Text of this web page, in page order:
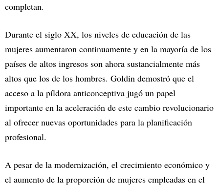
completan.
Durante el siglo XX, los niveles de educación de las
mujeres aumentaron continuamente y en la mayoría de los
países de altos ingresos son ahora sustancialmente más
altos que los de los hombres. Goldin demostró que el
acceso a la píldora anticonceptiva jugó un papel
importante en la aceleración de este cambio revolucionario
al ofrecer nuevas oportunidades para la planificación
profesional.
A pesar de la modernización, el crecimiento económico y
el aumento de la proporción de mujeres empleadas en el